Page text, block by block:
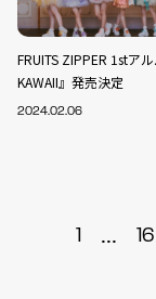
FRUITS ZIPPER 1stア
KAWAII』発売決定
2024.02.06
1 ... 16